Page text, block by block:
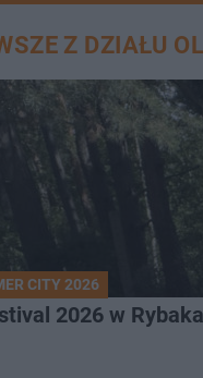
Z DZIAŁU
CITY 2026
2026 w